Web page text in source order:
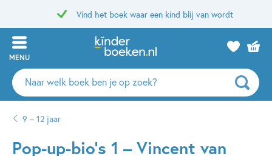
Vind het boek waar een kind blij van wordt
MENU
Zoeken
naar
auteurs
uitgevers
9 – 12 jaar
Pop-up-bio’s 1 – Vincent van